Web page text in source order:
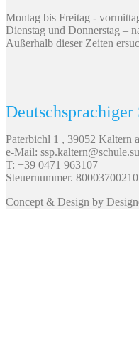
Montag bis Freitag -
Dienstag und Donnerstag –
Außerhalb dieser Zeiten
Paterbichl 1 , 39052 Kaltern
e-Mail:
T: +39 0471 963107
Steuernummer. 80003700210
Concept & Design by